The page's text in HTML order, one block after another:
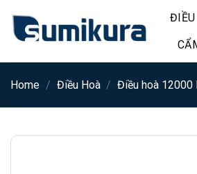
đến
dung
ĐIỀU
Home / Điều Hoà / Điều hoà 12000